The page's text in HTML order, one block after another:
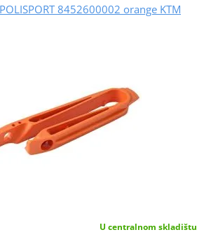
8452600002 orange KTM
U centralnom skladištu